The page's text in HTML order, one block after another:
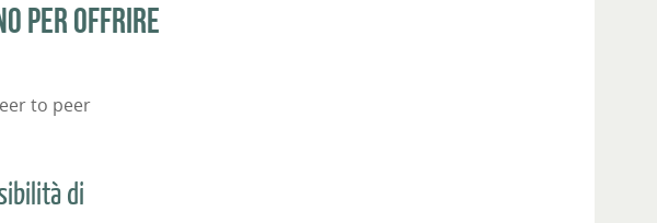
per offrire
to peer
di